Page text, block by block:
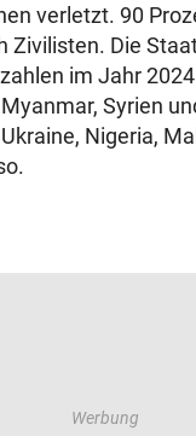
verletzt. 90
Zivilisten. Die
im Jahr
Syrien
Nigeria,